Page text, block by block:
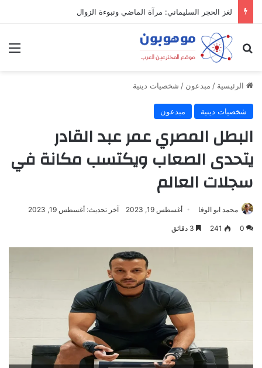
بحث عن
الرئيسية / مبدعون / شخصيات دينية
شخصيات دينية مبدعون
البطل المصري عمر عبد القادر
يتحدى الصعاب ويكتسب مكانة في
سجلات العالم
محمد ابو الوفا أغسطس 19, 2023 آخر تحديث: أغسطس 19, 2023
0
241